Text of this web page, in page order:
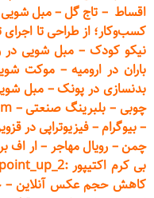
اقساط – تاج گل–مبل
کسب‌وکار؛ از طراحی تا اجرای
نیکو کودک – مبل شویی در
باران در ارومیه–موکت
بدنسازی در پونک–مبل
چوبی – بلبرینگ صنعتی–
–بیوگرام–فیزیوتراپی در
چمن– رویال مهاجر –ار اف
بی کرم اکتیپور :point_up_2:
کاهش حجم عکس آنلاین–